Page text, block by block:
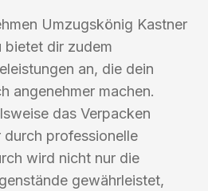
Umzugskönig Kastner
bietet dir zudem
an, die dein
angenehmer machen.
das Verpacken
professionelle
wird nicht nur die
gewährleistet,